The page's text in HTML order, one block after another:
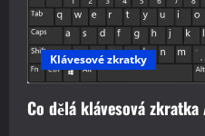
Klávesové zkratky
Co dělá klávesová zkratka